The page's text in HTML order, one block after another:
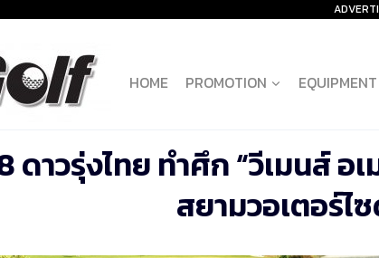
HOME PROMOTION EQUIPMENT
ดาวรุ่งไทย ทำศึก “วีเมนส์ อ
สยามวอเตอร์ไ